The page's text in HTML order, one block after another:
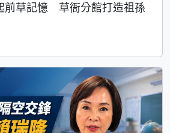
前草記憶 草衙分館打造祖孫